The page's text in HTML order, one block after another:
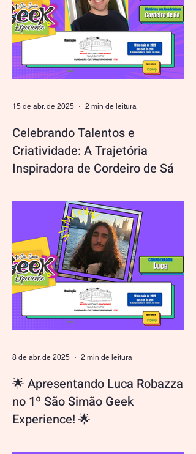
Celebrando Talentos e
Criatividade: A Trajetória
Inspiradora de Cordeiro de Sá
orgulho de contar com Cordeiro de Sá, um
verdadeiro embaixador da cultura e
inovação, entre os...
15 de abr. de 2025 2 min de leitura
🌟 Apresentando Luca Robazza
no 1º São Simão Geek
Experience! 🌟
8 de abr. de 2025 2 min de leitura